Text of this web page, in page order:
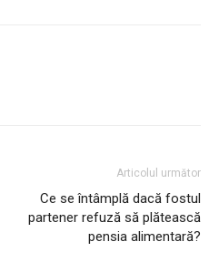
Articolul următor
Ce se întâmplă dacă fostul
partener refuză să plătească
pensia alimentară?